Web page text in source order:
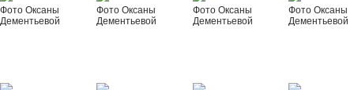
Фото Оксаны
Дементьевой
Фото Оксаны
Дементьевой
Фото Оксаны
Дементьевой
Фото Оксаны
Дементьевой